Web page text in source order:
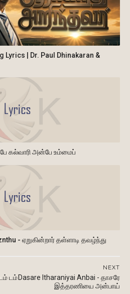
Lyrics | Dr. Paul Dhinakaran &
கல்வாரி அன்பே உம்மைப்
- ஏறுகின்றார் தள்ளாடி தவழ்ந்து
NEXT
Dasare Itharaniyai Anbai - தாசரே
இத்தரணியை அன்பாய்
டம்